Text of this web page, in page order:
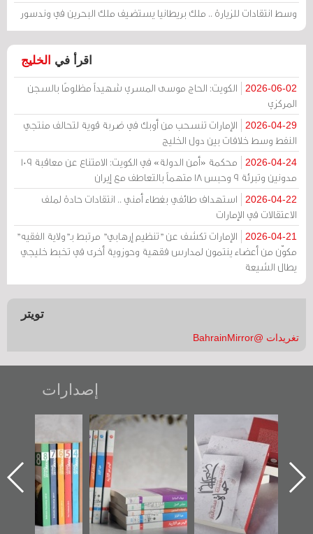
وسط انتقادات للزيارة .. ملك بريطانيا يستضيف ملك البحرين في وندسور
اقرأ في الخليج
2026-06-02
الكويت: الحاج موسى المسري شهيداً مظلومًا بالسجن
المركزي
2026-04-29
الإمارات تنسحب من أوبك في ضربة قوية لتحالف منتجي
النفط وسط خلافات بين دول الخليج
2026-04-24
محكمة «أمن الدولة» في الكويت: الامتناع عن معاقبة 109
مدونين وتبرئة 9 وحبس 18 متهماً بالتعاطف مع إيران
2026-04-22
استهداف طائفي بغطاء أمني .. انتقادات حادة لملف
الاعتقالات في الإمارات
2026-04-21
الإمارات تكشف عن "تنظيم إرهابي" مرتبط بـ"ولاية الفقيه"
مكوّن من أعضاء ينتمون لمدارس فقهية وحوزوية أخرى في تخبط خليجي
يطال الشيعة
تويتر
تغريدات @BahrainMirror
إصدارات
تصنيف موضوعي
للوثائق البريطانية
يقدمه «مركز أوال»
في سلسلة من 5
كتب
"مرآة البحرين"
جديدة لمعتقل
عسكري تصدر عن
«مرآة البحرين»